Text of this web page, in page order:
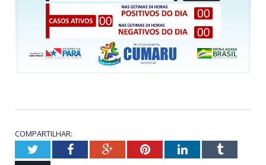
COMPARTILHAR:
TwitterFacebookGoogle+PinterestLinkedInTumblr